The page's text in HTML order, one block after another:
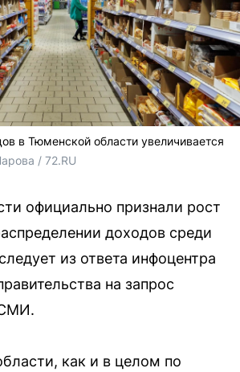
в Тюменской области увеличивается
/ 72.RU
официально признали рост
доходов среди
из ответа инфоцентра
на запрос
СМИ.
как и в целом по